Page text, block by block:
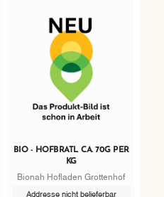
BIO - HOFBRATL CA. 70G PER
KG
Bionah Hofladen Grottenhof
Addresse nicht belieferbar